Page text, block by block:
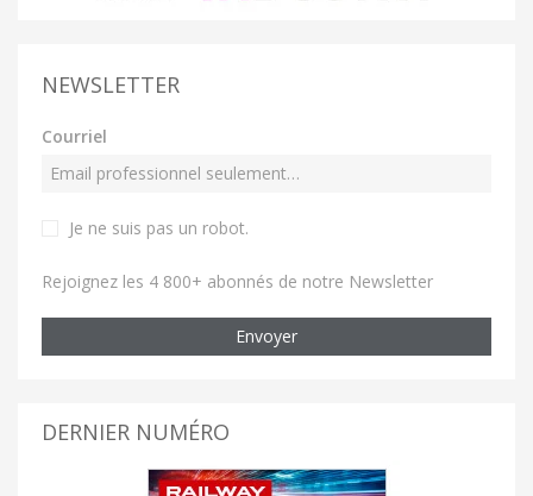
NEWSLETTER
Courriel
Je ne suis pas un robot.
Rejoignez les 4 800+ abonnés de notre Newsletter
Envoyer
DERNIER NUMÉRO